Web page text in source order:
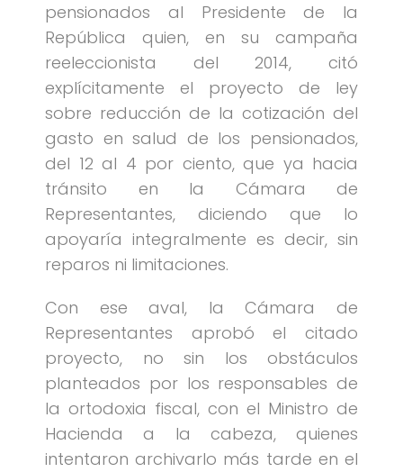
pensionados al Presidente de la
República quien, en su campaña
reeleccionista del 2014, citó
explícitamente el proyecto de ley
sobre reducción de la cotización del
gasto en salud de los pensionados,
del 12 al 4 por ciento, que ya hacia
tránsito en la Cámara de
Representantes, diciendo que lo
apoyaría integralmente es decir, sin
reparos ni limitaciones.
Con ese aval, la Cámara de
Representantes aprobó el citado
proyecto, no sin los obstáculos
planteados por los responsables de
la ortodoxia fiscal, con el Ministro de
Hacienda a la cabeza, quienes
intentaron archivarlo más tarde en el